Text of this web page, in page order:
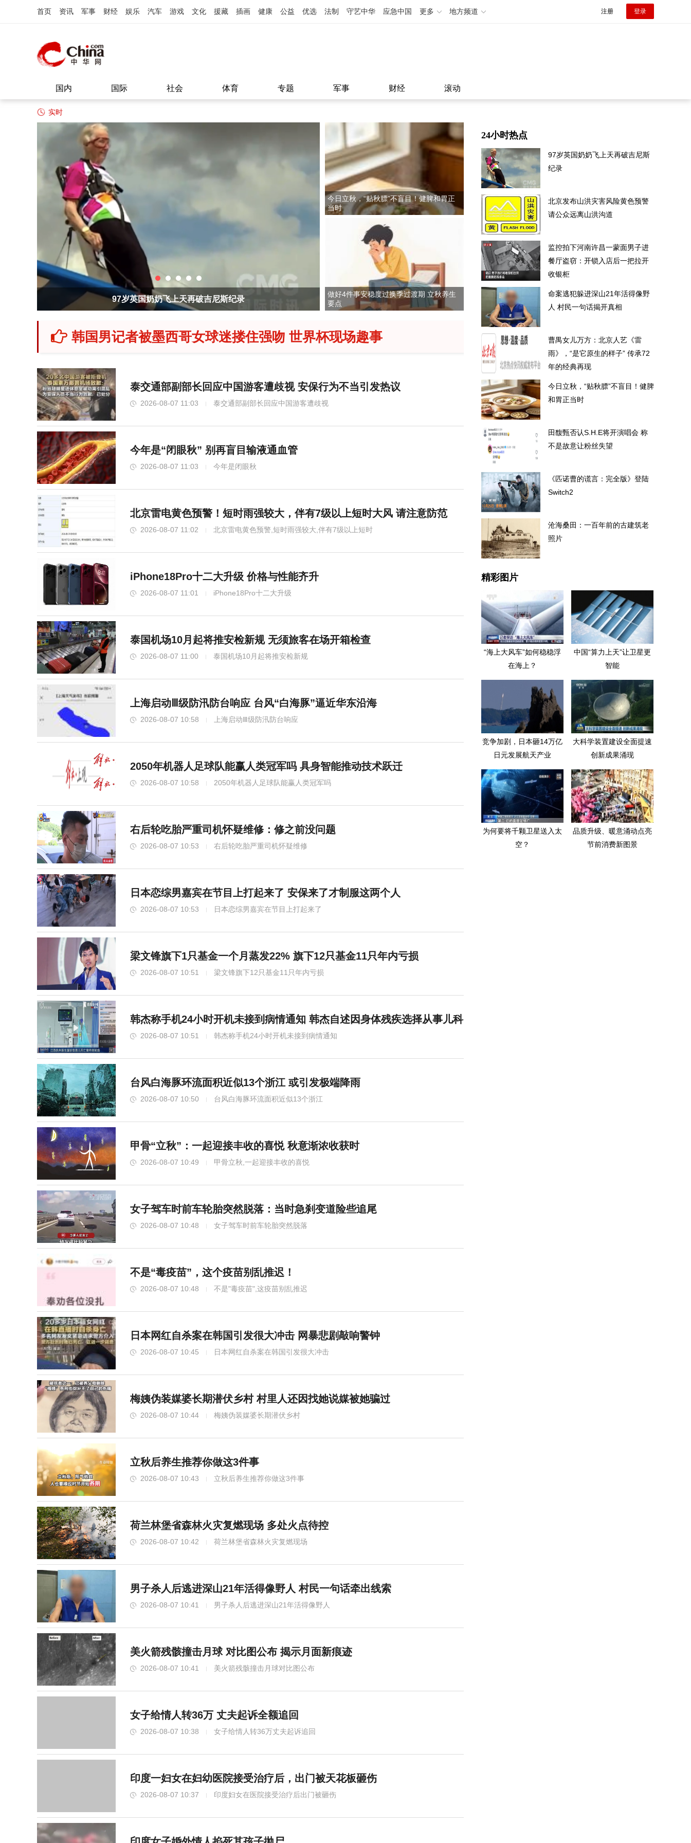
首页 资讯 军事 财经 娱乐 汽车 游戏 文化 援藏 插画 健康 公益 优选 法制 守艺中华 应急中国 更多 地方频道 注册 登录
国内 国际 社会 体育 专题 军事 财经 滚动
实时
北京发布山洪灾害风险黄色预警 请公众远离山洪沟道 监控拍下河南许昌一蒙面男子进餐厅盗窃：开锁入店后一把拉开收银柜 命案逃犯躲
今日立秋，“贴秋膘”不盲目！健脾和胃正
当时
做好4件事安稳度过换季过渡期 立秋养生
要点
韩国男记者被墨西哥女球迷搂住强吻 世界杯现场趣事
泰交通部副部长回应中国游客遭歧视 安保行为不当引发热议
2026-08-07 11:03 泰交通部副部长回应中国游客遭歧视
今年是“闭眼秋” 别再盲目输液通血管
2026-08-07 11:03 今年是闭眼秋
北京雷电黄色预警！短时雨强较大，伴有7级以上短时大风 请注意防范
2026-08-07 11:02
北京雷电黄色预警,短时雨强较大,伴有7级以上短时
iPhone18Pro十二大升级 价格与性能齐升
2026-08-07 11:01 iPhone18Pro十二大升级
泰国机场10月起将推安检新规 无须旅客在场开箱检查
2026-08-07 11:00 泰国机场10月起将推安检新规
上海启动Ⅲ级防汛防台响应 台风“白海豚”逼近华东沿海
2026-08-07 10:58 上海启动Ⅲ级防汛防台响应
2050年机器人足球队能赢人类冠军吗 具身智能推动技术跃迁
2026-08-07 10:58 2050年机器人足球队能赢人类冠军吗
右后轮吃胎严重司机怀疑维修：修之前没问题
2026-08-07 10:53 右后轮吃胎严重司机怀疑维修
日本恋综男嘉宾在节目上打起来了 安保来了才制服这两个人
2026-08-07 10:53 日本恋综男嘉宾在节目上打起来了
梁文锋旗下1只基金一个月蒸发22% 旗下12只基金11只年内亏损
2026-08-07 10:51 梁文锋旗下12只基金11只年内亏损
韩杰称手机24小时开机未接到病情通知 韩杰自述因身体残疾选择从事儿科
2026-08-07 10:51 韩杰称手机24小时开机未接到病情通知
台风白海豚环流面积近似13个浙江 或引发极端降雨
2026-08-07 10:50 台风白海豚环流面积近似13个浙江
甲骨“立秋”：一起迎接丰收的喜悦 秋意渐浓收获时
2026-08-07 10:49 甲骨立秋,一起迎接丰收的喜悦
女子驾车时前车轮胎突然脱落：当时急刹变道险些追尾
2026-08-07 10:48 女子驾车时前车轮胎突然脱落
不是“毒疫苗”，这个疫苗别乱推迟！
2026-08-07 10:48 不是"毒疫苗",这疫苗别乱推迟
日本网红自杀案在韩国引发很大冲击 网暴悲剧敲响警钟
2026-08-07 10:45 日本网红自杀案在韩国引发很大冲击
梅姨伪装媒婆长期潜伏乡村 村里人还因找她说媒被她骗过
2026-08-07 10:44 梅姨伪装媒婆长期潜伏乡村
立秋后养生推荐你做这3件事
2026-08-07 10:43 立秋后养生推荐你做这3件事
荷兰林堡省森林火灾复燃现场 多处火点待控
2026-08-07 10:42 荷兰林堡省森林火灾复燃现场
男子杀人后逃进深山21年活得像野人 村民一句话牵出线索
2026-08-07 10:41 男子杀人后逃进深山21年活得像野人
美火箭残骸撞击月球 对比图公布 揭示月面新痕迹
2026-08-07 10:41 美火箭残骸撞击月球对比图公布
女子给情人转36万 丈夫起诉全额追回
2026-08-07 10:38 女子给情人转36万丈夫起诉追回
印度一妇女在妇幼医院接受治疗后，出门被天花板砸伤
2026-08-07 10:37 印度妇女在医院接受治疗后出门被砸伤
24小时热点
97岁英国奶奶飞上天再破吉尼斯
纪录
北京发布山洪灾害风险黄色预警
请公众远离山洪沟道
监控拍下河南许昌一蒙面男子进
餐厅盗窃：开锁入店后一把拉开
收银柜
命案逃犯躲进深山21年活得像野
人 村民一句话揭开真相
曹禺女儿万方：北京人艺《雷
雨》，“是它原生的样子” 传承72
年的经典再现
今日立秋，“贴秋膘”不盲目！健脾
和胃正当时
田馥甄否认S.H.E将开演唱会 称
不是故意让粉丝失望
《匹诺曹的谎言：完全版》登陆
Switch2
沧海桑田：一百年前的古建筑老
照片
精彩图片
“海上大风车”如何稳稳浮
在海上？
中国“算力上天”让卫星更
智能
竞争加剧，日本砸14万亿
日元发展航天产业
大科学装置建设全面提速
创新成果涌现
为何要将千颗卫星送入太
空？
品质升级、暖意涌动点亮
节前消费新图景